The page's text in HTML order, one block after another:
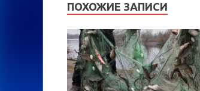
ПОХОЖИЕ ЗАПИСИ